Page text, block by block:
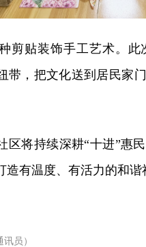
剪贴装饰手工艺术。此
带，把文化送到居民家
区将持续深耕“十进”惠
有温度、有活力的和谐
员）